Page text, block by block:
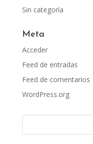
Sin categoría
Meta
Acceder
Feed de entradas
Feed de comentarios
WordPress.org